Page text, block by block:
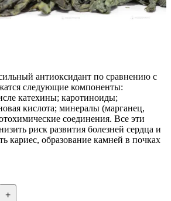
антиоксидант по сравнению с
следующие компоненты:
катехины; каротиноиды;
кислота; минералы (марганец,
соединения. Все эти
риск развития болезней сердца и
кариес, образование камней в почках
+